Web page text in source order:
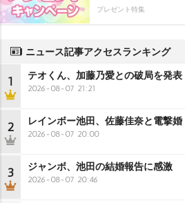
プレゼント特集
ニュース記事アクセスランキング
1 テオくん、加藤乃愛との破局を発表
2026-08-07 21:21
2 レインボー池田、佐藤佳奈と電撃婚
2026-08-07 20:00
3 ジャンボ、池田の結婚報告に感激
2026-08-07 20:46